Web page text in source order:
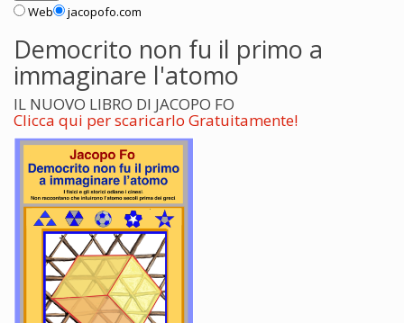
Web jacopofo.com
Democrito non fu il primo a
immaginare l'atomo
IL NUOVO LIBRO DI JACOPO FO
Clicca qui per scaricarlo Gratuitamente!